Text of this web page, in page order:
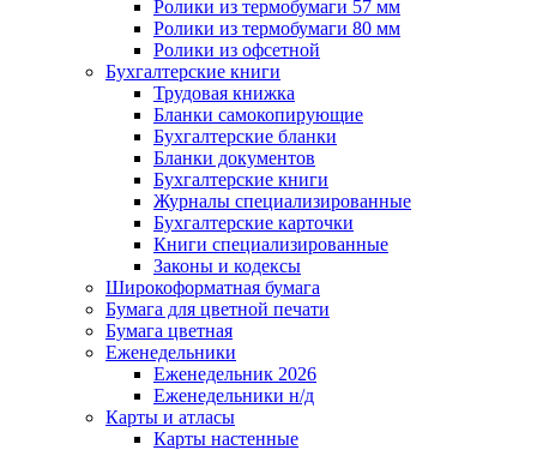
Ролики из термобумаги 57 мм
Ролики из термобумаги 80 мм
Ролики из офсетной
Бухгалтерские книги
Трудовая книжка
Бланки самокопирующие
Бухгалтерские бланки
Бланки документов
Бухгалтерские книги
Журналы специализированные
Бухгалтерские карточки
Книги специализированные
Законы и кодексы
Широкоформатная бумага
Бумага для цветной печати
Бумага цветная
Еженедельники
Еженедельник 2026
Еженедельники н/д
Карты и атласы
Карты настенные